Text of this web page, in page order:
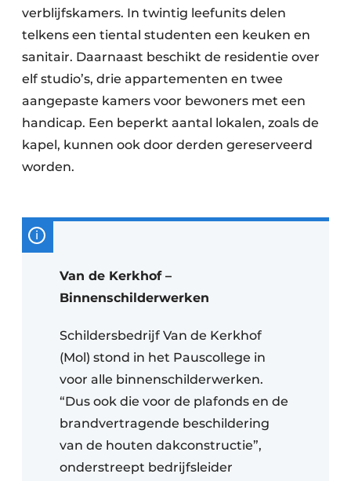
verblijfskamers. In twintig leefunits delen
telkens een tiental studenten een keuken en
sanitair. Daarnaast beschikt de residentie over
elf studio’s, drie appartementen en twee
aangepaste kamers voor bewoners met een
handicap. Een beperkt aantal lokalen, zoals de
kapel, kunnen ook door derden gereserveerd
worden.
Van de Kerkhof –
Binnenschilderwerken
Schildersbedrijf Van de Kerkhof
(Mol) stond in het Pauscollege in
voor alle binnenschilderwerken.
“Dus ook die voor de plafonds en de
brandvertragende beschildering
van de houten dakconstructie”,
onderstreept bedrijfsleider